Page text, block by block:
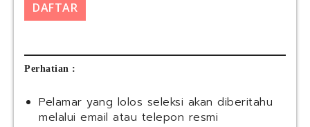
DAFTAR
Perhatian :
Pelamar yang lolos seleksi akan diberitahu
melalui email atau telepon resmi